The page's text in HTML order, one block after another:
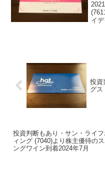
イ
投資
グス
投資判断もあり・サン・ライ
ィング (7040)より株主優待の
ングワイン到着2024年7月